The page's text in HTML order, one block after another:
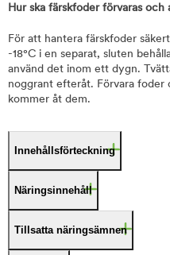
Hur ska färskfoder förvaras och
För att hantera färskfoder
-18°C i en separat, sluten
använd det inom ett dygn.
noggrant efteråt. Förvara foder
kommer åt dem.
Innehållsförteckning
Näringsinnehåll
Tillsatta näringsämnen